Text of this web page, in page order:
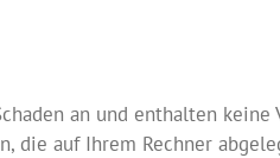
an und enthalten keine
die auf Ihrem Rechner